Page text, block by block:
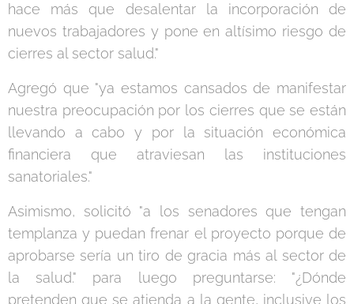
hace más que desalentar la incorporación de
nuevos trabajadores y pone en altísimo riesgo de
cierres al sector salud."
Agregó que "ya estamos cansados de manifestar
nuestra preocupación por los cierres que se están
llevando a cabo y por la situación económica
financiera que atraviesan las instituciones
sanatoriales."
Asimismo, solicitó "a los senadores que tengan
templanza y puedan frenar el proyecto porque de
aprobarse sería un tiro de gracia más al sector de
la salud." para luego preguntarse: "¿Dónde
pretenden que se atienda a la gente, inclusive los